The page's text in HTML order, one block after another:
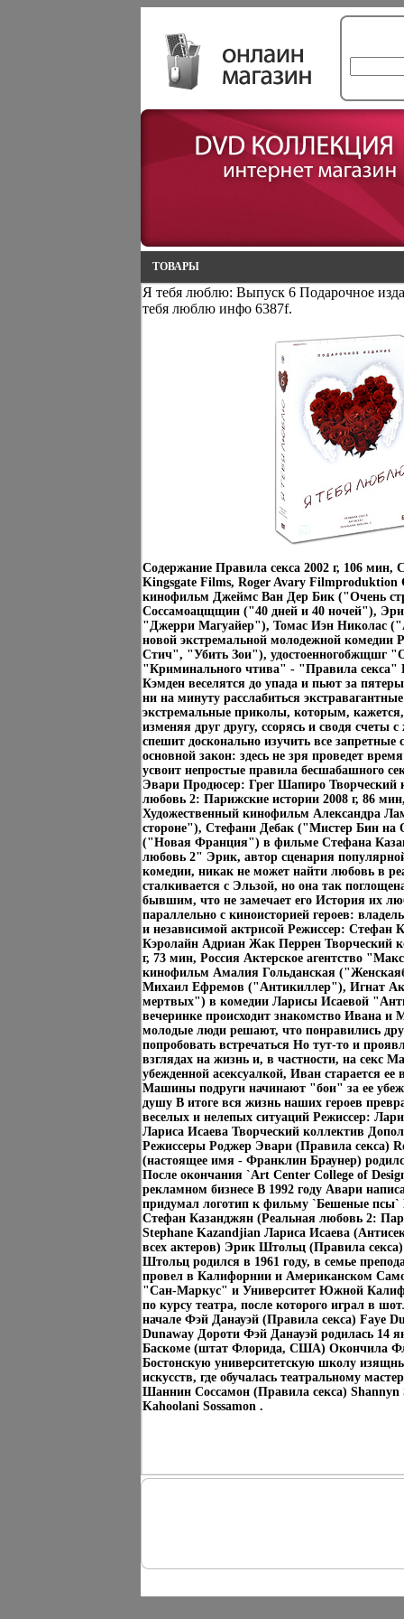
ТОВАРЫ
Я тебя люблю: Выпуск 6 Подарочное
тебя люблю инфо 6387f.
Содержание Правила секса 2002 г, 106
Kingsgate Films, Roger Avary Filmproduktion
кинофильм Джеймс Ван Дер Бик ("Очень
Соссамоацщщин ("40 дней и 40 ночей"),
"Джерри Магуайер"), Томас Иэн Николас
новой экстремальной молодежной
Стич", "Убить Зои"), удостоенногобжщшг
"Криминального чтива" - "Правила секса"
Кэмден веселятся до упада и пьют за
ни на минуту расслабиться
экстремальные приколы, которым,
изменяя друг другу, ссорясь и сводя счеты
спешит досконально изучить все
основной закон: здесь не зря проведет
усвоит непростые правила бесшабашного
Эвари Продюсер: Грег Шапиро Творческий
любовь 2: Парижские истории 2008 г, 86
Художественный кинофильм Александра
стороне"), Стефани Дебак ("Мистер Бин
("Новая Франция") в фильме Стефана
любовь 2" Эрик, автор сценария
комедии, никак не может найти любовь в
сталкивается с Эльзой, но она так
бывшим, что не замечает его История их
параллельно с киноисторией героев:
и независимой актрисой Режиссер: Стефан
Кэролайн Адриан Жак Перрен Творческий
г, 73 мин, Россия Актерское агентство
кинофильм Амалия Гольданская
Михаил Ефремов ("Антикиллер"), Игнат
мертвых") в комедии Ларисы Исаевой
вечеринке происходит знакомство Ивана
молодые люди решают, что понравились
попробовать встречаться Но тут-то и
взглядах на жизнь и, в частности, на секс
убежденной асексуалкой, Иван старается ее
Машины подруги начинают "бои" за ее
душу В итоге вся жизнь наших героев
веселых и нелепых ситуаций Режиссер:
Лариса Исаева Творческий коллектив
Режиссеры Роджер Эвари (Правила секса)
(настоящее имя - Франклин Браунер)
После окончания `Art Center College of
рекламном бизнесе В 1992 году Авари
придумал логотип к фильму `Бешеные псы`
Стефан Казанджян (Реальная любовь 2:
Stephane Kazandjian Лариса Исаева
всех актеров) Эрик Штольц (Правила
Штольц родился в 1961 году, в семье
провел в Калифорнии и Американском
"Сан-Маркус" и Университет Южной
по курсу театра, после которого играл в
начале Фэй Данауэй (Правила секса) Faye
Dunaway Дороти Фэй Данауэй родилась 14
Баскоме (штат Флорида, США) Окончила
Бостонскую университетскую школу
искусств, где обучалась театральному
Шаннин Соссамон (Правила секса) Shannyn
Kahoolani Sossamon .